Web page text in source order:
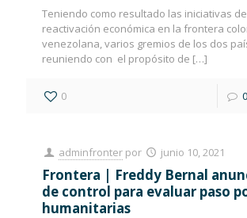
Teniendo como resultado las iniciativas
reactivación económica en la frontera
venezolana, varios gremios de los dos
reuniendo con el propósito de […]
0 0
adminfronter por junio 10, 2021
Frontera | Freddy Bernal
de control para evaluar paso
humanitarias